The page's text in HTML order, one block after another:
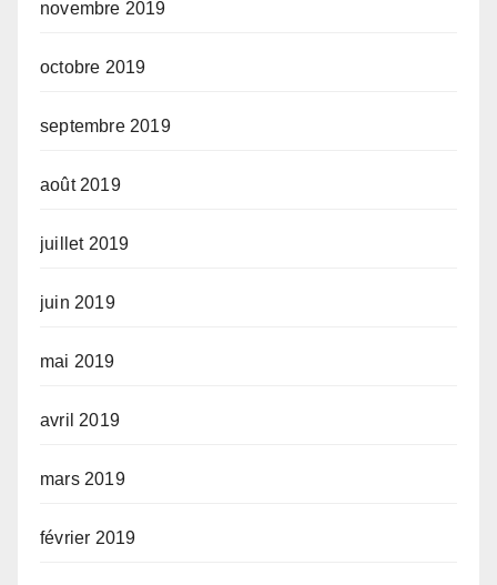
novembre 2019
octobre 2019
septembre 2019
août 2019
juillet 2019
juin 2019
mai 2019
avril 2019
mars 2019
février 2019